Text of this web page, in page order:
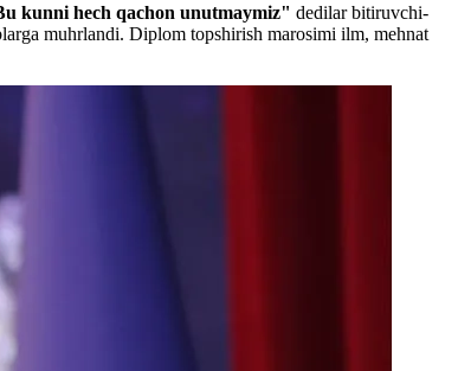
kunni hech qachon unutmaymiz" dedilar bitiruvchi-
muhrlandi. Diplom topshirish marosimi ilm, mehnat